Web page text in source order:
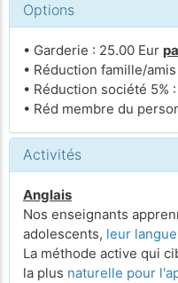
Options
• Garderie : 25.00 Eur
• Réduction famille/
• Réduction société 5%
• Réd membre du
Activités
Anglais
Nos enseignants
adolescents, leur
La méthode active qui
la plus naturelle pour